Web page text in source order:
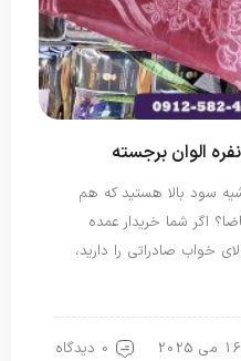
الوان برجسته
سود بالا هستید که هم
اگر شما خریدار عمده
خواب صادراتی را دارید،
0 دیدگاه